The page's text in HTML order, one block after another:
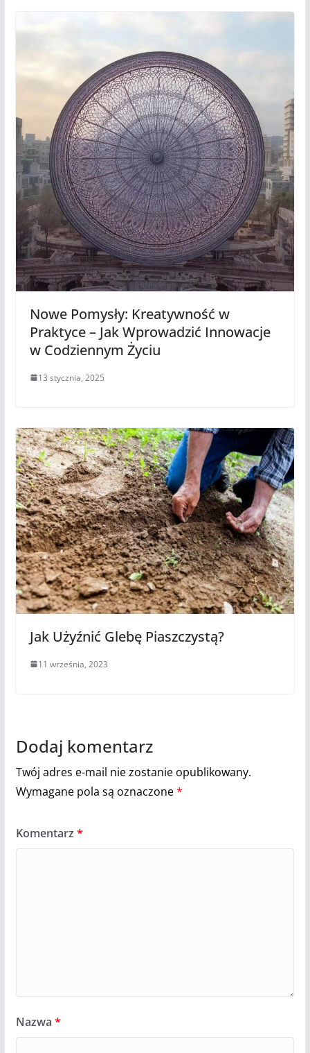
Nowe Pomysły: Kreatywność w
Praktyce – Jak Wprowadzić Innowacje
w Codziennym Życiu
13 stycznia, 2025
Jak Użyźnić Glebę Piaszczystą?
11 września, 2023
Dodaj komentarz
Twój adres e-mail nie zostanie opublikowany.
Wymagane pola są oznaczone*
Komentarz *
Nazwa *